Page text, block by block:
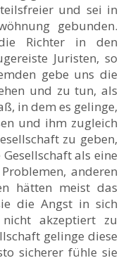
und sei in
gebunden.
Richter in den
Juristen, so
gebe uns die
und zu tun, als
in dem es gelinge,
und ihm zugleich
zu geben,
als eine
anderen
hätten meist das
die Angst in sich
akzeptiert zu
gelinge diese
sicherer fühle sie